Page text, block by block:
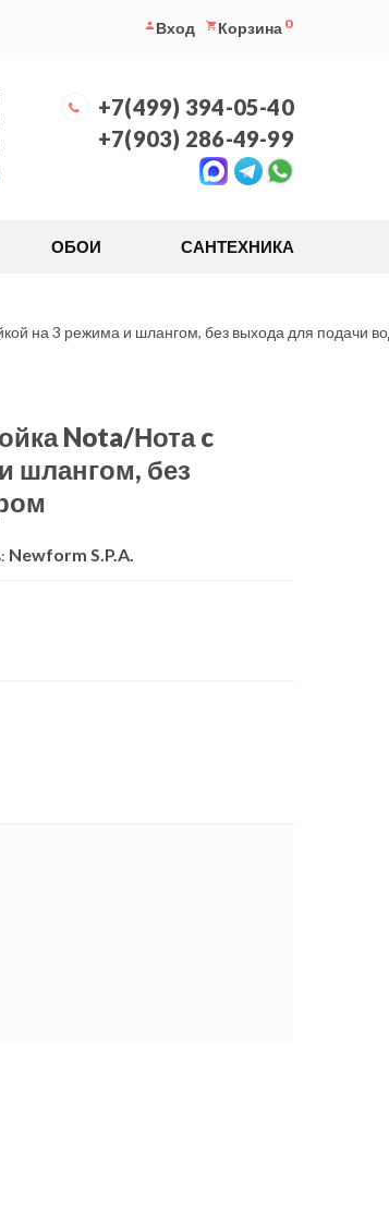
Вход Корзина 0
+7(499) 394-05-40
+7(903) 286-49-99
ОБОИ САНТЕХНИКА
на 3 режима и шлангом, без выхода для подачи
Nota/Нота c
шлангом, без
Newform S.P.A.